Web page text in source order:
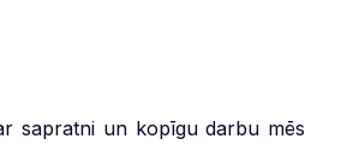
sapratni un kopīgu darbu mēs